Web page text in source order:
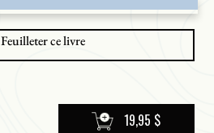
Feuilleter ce livre
19,95 $